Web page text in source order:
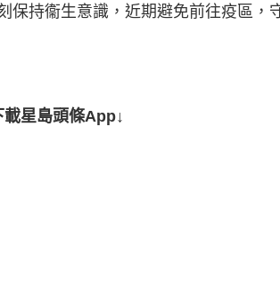
保持衞生意識，近期避免前往疫區，
載星島頭條App↓